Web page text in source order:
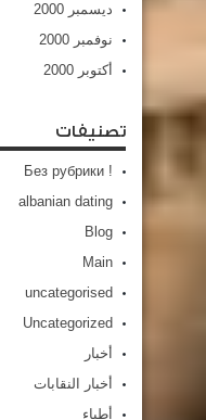
ديسمبر 2000
نوفمبر 2000
أكتوبر 2000
تصنيفات
! Без рубрики
albanian dating
Blog
Main
uncategorised
Uncategorized
أخبار
أخبار النقابات
أطباء